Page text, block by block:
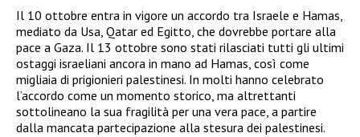
Il 10 ottobre entra in vigore un accordo tra Israele e Hamas,
mediato da Usa, Qatar ed Egitto, che dovrebbe portare alla
pace a Gaza. Il 13 ottobre sono stati rilasciati tutti gli ultimi
ostaggi israeliani ancora in mano ad Hamas, così come
migliaia di prigionieri palestinesi. In molti hanno celebrato
l’accordo come un momento storico, ma altrettanti
sottolineano la sua fragilità per una vera pace, a partire
dalla mancata partecipazione alla stesura dei palestinesi.